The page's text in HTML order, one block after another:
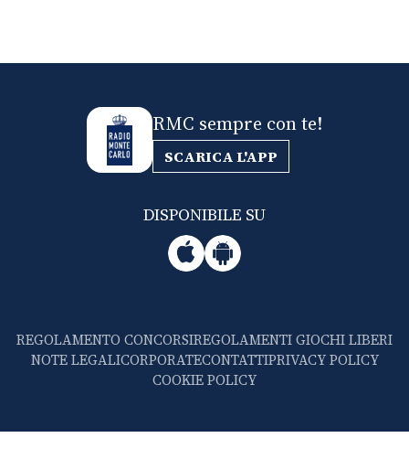
RMC sempre con te!
SCARICA L'APP
DISPONIBILE SU
REGOLAMENTO CONCORSIREGOLAMENTI GIOCHI LIBERI
NOTE LEGALICORPORATECONTATTIPRIVACY POLICY
COOKIE POLICY